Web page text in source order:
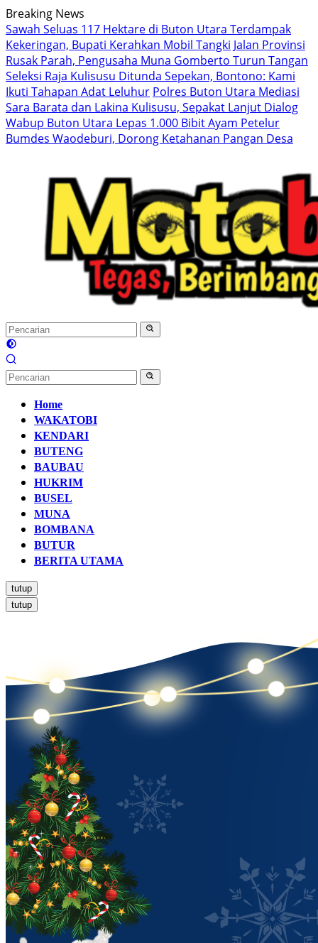
Langsung
ke
konten
Breaking News
Sawah Seluas 117 Hektare di Buton Utara Terdampak
Kekeringan, Bupati Kerahkan Mobil Tangki Jalan Provinsi
Rusak Parah, Pengusaha Muna Gomberto Turun Tangan
Seleksi Raja Kulisusu Ditunda Sepekan, Bontono: Kami
Ikuti Tahapan Adat Leluhur Polres Buton Utara Mediasi
Sara Barata dan Lakina Kulisusu, Sepakat Lanjut Dialog
Wabup Buton Utara Lepas 1.000 Bibit Ayam Petelur
Bumdes Waodeburi, Dorong Ketahanan Pangan Desa
Home
WAKATOBI
KENDARI
BUTENG
BAUBAU
HUKRIM
BUSEL
MUNA
BOMBANA
BUTUR
BERITA UTAMA
tutup
tutup